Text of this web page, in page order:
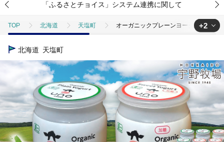
「ふるさとチョイス」システム連携に関して
TOP 北海道 天塩町 オーガニックプレーンヨーグルト〈無
TOP
TOP 卵・乳製品 ヨーグルト オーガニックプレーンヨーグ
+2
北海道 天塩町